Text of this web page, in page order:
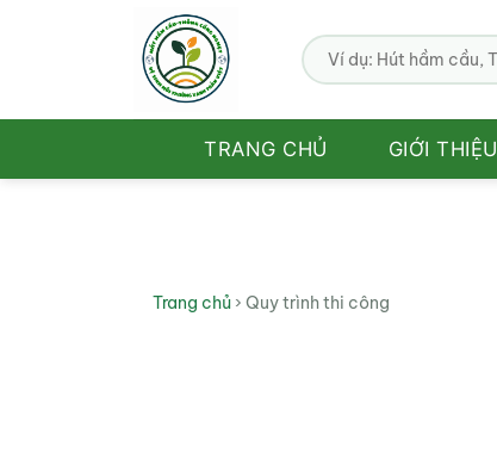
TRANG CHỦ GIỚI THIỆU
Trang chủ › Quy trình thi công